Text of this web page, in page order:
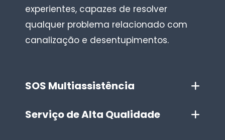
experientes, capazes de resolver
qualquer problema relacionado com
canalização e desentupimentos.
SOS Multiassistência
Serviço de Alta Qualidade